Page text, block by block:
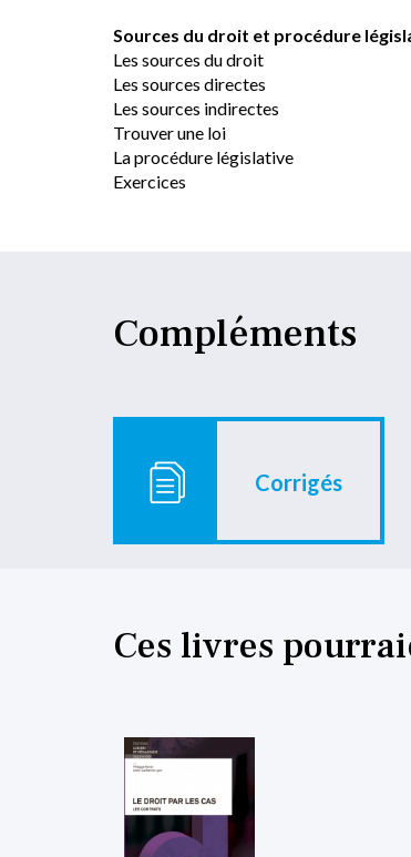
Sources du droit et procédure
Les sources du droit
Les sources directes
Les sources indirectes
Trouver une loi
La procédure législative
Exercices
Compléments
Corrigés
Ces livres